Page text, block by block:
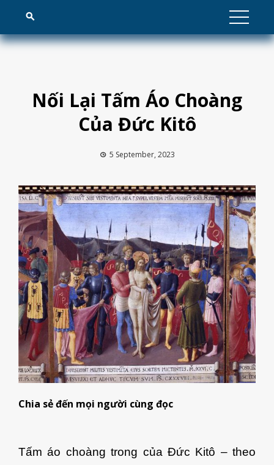
Skip
Nối Lại Tấm Áo Choàng
Của Đức Kitô
5 September, 2023
Chia sẻ đến mọi người cùng đọc
Tấm áo choàng trong của Đức Kitô – theo